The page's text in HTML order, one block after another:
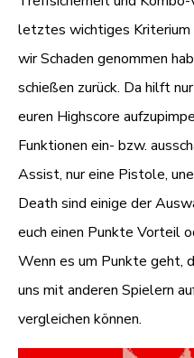
letztes wichtiges
wir Schaden genommen
schießen zurück. Da hilft
euren Highscore
Funktionen ein- bzw.
Assist, nur eine Pistole,
Death sind einige der
euch einen Punkte Vorteil
Wenn es um Punkte geht,
uns mit anderen Spielern
vergleichen können.